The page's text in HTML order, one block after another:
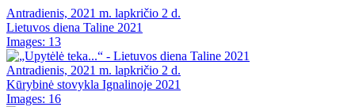
Antradienis, 2021 m. lapkričio 2 d.
Lietuvos diena Taline 2021
Images: 13
Antradienis, 2021 m. lapkričio 2 d.
Kūrybinė stovykla Ignalinoje 2021
Images: 16